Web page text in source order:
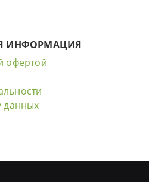
ИНФОРМАЦИЯ
офертой
данных